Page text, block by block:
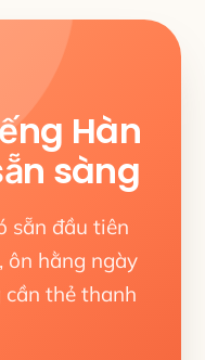
Hàn
sàng
sẵn đầu tiên
ôn hằng ngày
cần thẻ thanh